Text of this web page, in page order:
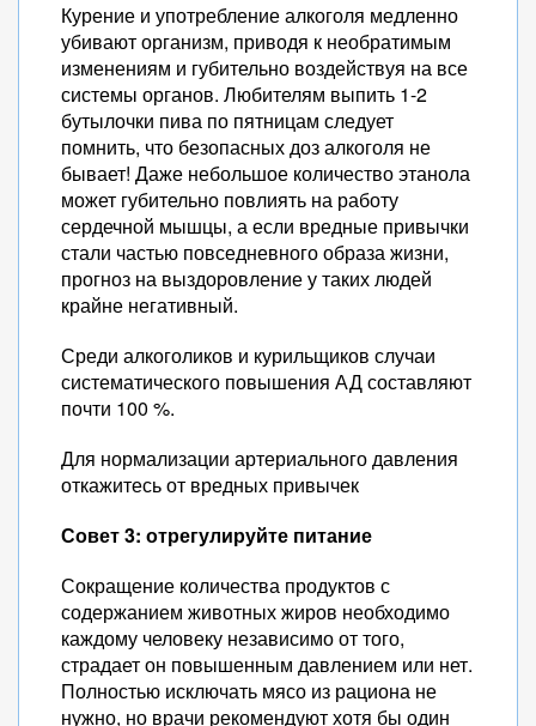
Курение и употребление алкоголя медленно
убивают организм, приводя к необратимым
изменениям и губительно воздействуя на все
системы органов. Любителям выпить 1-2
бутылочки пива по пятницам следует
помнить, что безопасных доз алкоголя не
бывает! Даже небольшое количество этанола
может губительно повлиять на работу
сердечной мышцы, а если вредные привычки
стали частью повседневного образа жизни,
прогноз на выздоровление у таких людей
крайне негативный.
Среди алкоголиков и курильщиков случаи
систематического повышения АД составляют
почти 100 %.
Для нормализации артериального давления
откажитесь от вредных привычек
Совет 3: отрегулируйте питание
Сокращение количества продуктов с
содержанием животных жиров необходимо
каждому человеку независимо от того,
страдает он повышенным давлением или нет.
Полностью исключать мясо из рациона не
нужно, но врачи рекомендуют хотя бы один